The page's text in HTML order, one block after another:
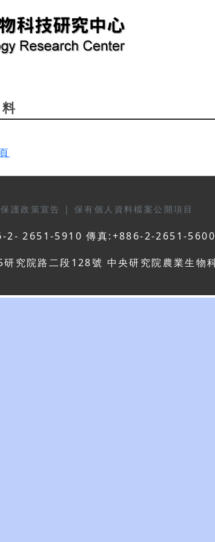
護政策宣告 | 保有個人資料檔案公開項目
2- 2651-5910 傳真:+886-2-2651-5600
究院路二段128號 中央研究院農業生物